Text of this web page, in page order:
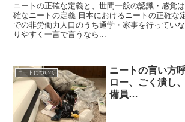
ニートの正確な定義と、世間一般の認識・感覚
確なニートの定義 日本におけるニートの正確な
での非労働力人口のうち通学・家事を行ってい
りやすく一言で言うなら...
ニートについて
ニートの言い方
ロー、ごく潰し
備員…